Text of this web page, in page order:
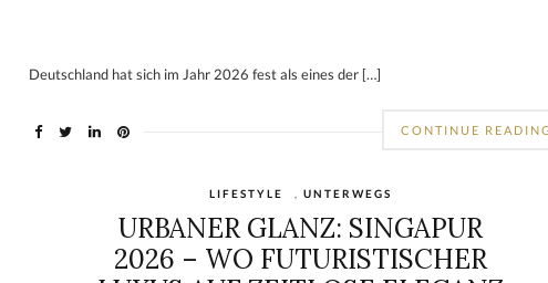
Deutschland hat sich im Jahr 2026 fest als eines der […]
CONTINUE
LIFESTYLE UNTERWEGS
URBANER GLANZ: SINGAPUR
2026 – WO FUTURISTISCHER